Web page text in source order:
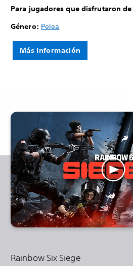
Para jugadores que disfrutaron de:
Género: Pelea
Más información
Rainbow Six Siege